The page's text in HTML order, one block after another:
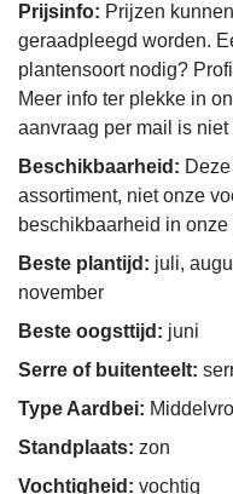
Prijsinfo: Prijzen
geraadpleegd worden.
plantensoort nodig?
Meer info ter plekke in
aanvraag per mail is niet
Beschikbaarheid:
assortiment, niet onze
beschikbaarheid in
Beste plantijd: juli,
november
Beste oogsttijd: juni
Serre of buitenteelt:
Type Aardbei:
Standplaats: zon
Vochtigheid: vochtig